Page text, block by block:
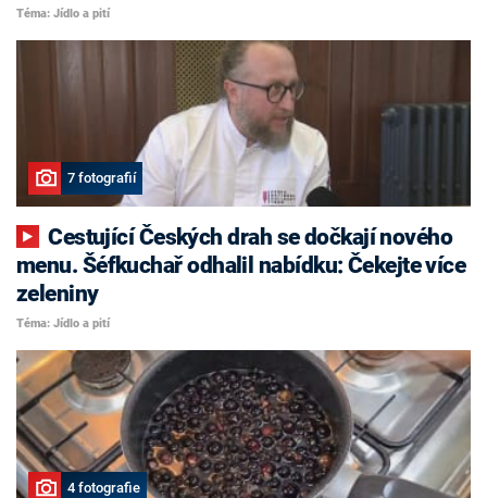
Téma: Jídlo a pití
7 fotografií
Cestující Českých drah se dočkají nového
menu. Šéfkuchař odhalil nabídku: Čekejte více
zeleniny
Téma: Jídlo a pití
4 fotografie